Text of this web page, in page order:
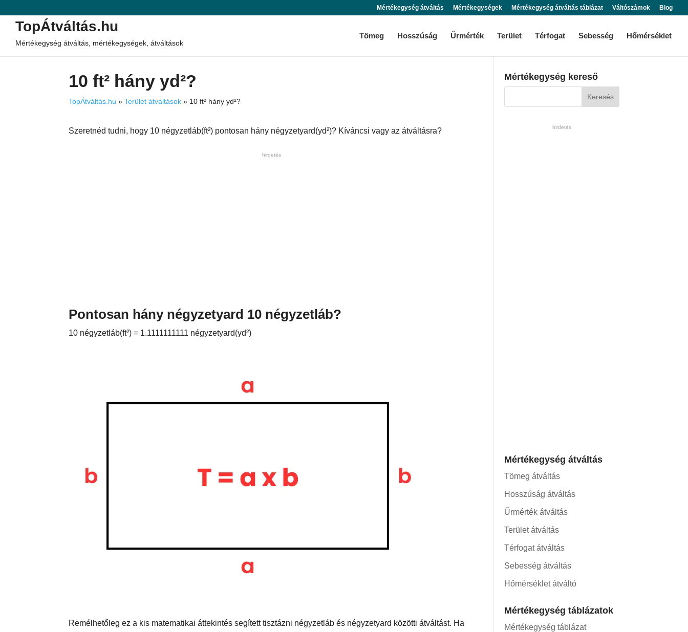
Mértékegység átváltás Mértékegységek Mértékegység átváltás táblázat Váltószámok Blog
TopÁtváltás.hu
Mértékegység átváltás, mértékegységek, átváltások
Tömeg Hosszúság Űrmérték Terület Térfogat Sebesség Hőmérséklet
10 ft² hány yd²?
TopÁtváltás.hu »Terület átváltások » 10 ft² hány yd²?
Szeretnéd tudni, hogy 10 négyzetláb(ft²) pontosan hány négyzetyard(yd²)? Kíváncsi vagy az átváltásra?
hirdetés
Pontosan hány négyzetyard 10 négyzetláb?
10 négyzetláb(ft²) = 1.1111111111 négyzetyard(yd²)
Remélhetőleg ez a kis matematikai áttekintés segített tisztázni négyzetláb és négyzetyard közötti átváltást. Ha
Mértékegység kereső
hirdetés
Mértékegység átváltás
Tömeg átváltás
Hosszúság átváltás
Űrmérték átváltás
Terület átváltás
Térfogat átváltás
Sebesség átváltás
Hőmérséklet átváltó
Mértékegység táblázatok
Mértékegység táblázat